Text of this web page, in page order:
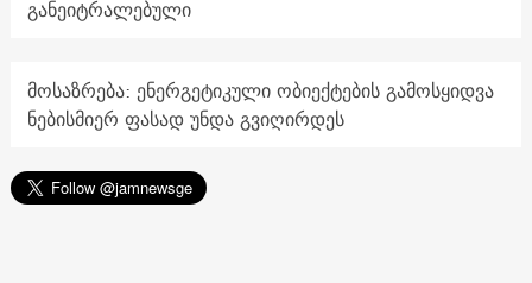
განეიტრალებული
მოსაზრება: ენერგეტიკული ობიექტების გამოსყიდვა
ნებისმიერ ფასად უნდა გვიღირდეს